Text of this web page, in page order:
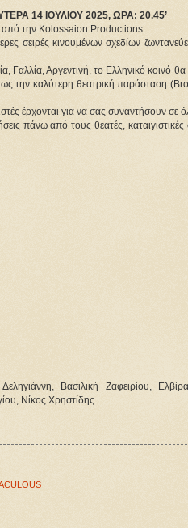
14 ΙΟΥΛΙΟΥ 2025, ΩΡΑ: 20.45’
από την Kolossaion Productions.
σειρές κινουμένων σχεδίων
Γαλλία, Αργεντινή, το Ελληνικό κοινό
την καλύτερη θεατρική παράσταση
έρχονται για να σας συναντήσουν σε
πάνω από τους θεατές,
Βασιλική Ζαφειρίου,
Νίκος Χρηστίδης.